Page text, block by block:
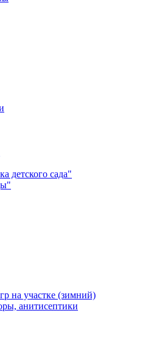
детского сада"
на участке (зимний)
анитисептики